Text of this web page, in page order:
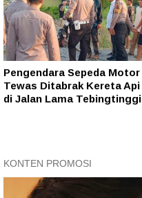
Pengendara Sepeda Motor
Tewas Ditabrak Kereta Api
di Jalan Lama Tebingtinggi